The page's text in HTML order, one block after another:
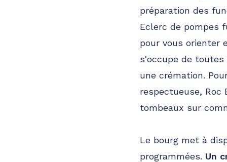
préparation des
Eclerc de pompes
pour vous orienter
s'occupe de
une crémation.
respectueuse, Roc
tombeaux sur
Le bourg met à
programmées. Un